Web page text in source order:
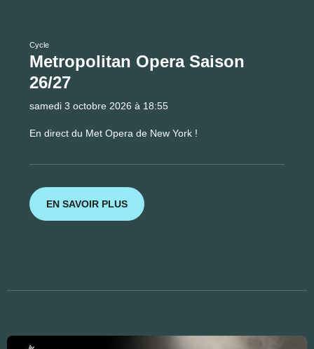
Cycle
Metropolitan Opera Saison
26/27
samedi 3 octobre 2026 à 18:55
En direct du Met Opera de New York !
EN SAVOIR PLUS